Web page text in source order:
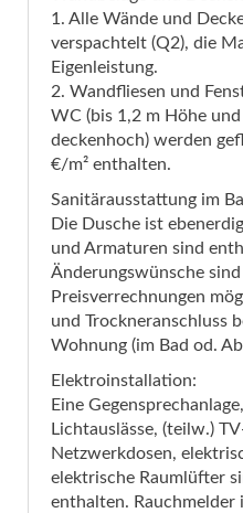
1. Alle Wände und
verspachtelt (Q2), die
Eigenleistung.
2. Wandfliesen und
WC (bis 1,2 m Höhe
deckenhoch) werden
€/m² enthalten.
Sanitärausstattung im
Die Dusche ist
und Armaturen sind
Änderungswünsche
Preisverrechnungen
und Trockneranschluss
Wohnung (im Bad od.
Elektroinstallation:
Eine
Lichtauslässe, (teilw.)
Netzwerkdosen,
elektrische Raumlüfter
enthalten. Rauchmelder